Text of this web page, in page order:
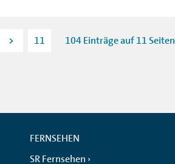
> 11 104 Einträge auf 11 Seiten
FERNSEHEN
SR Fernsehen